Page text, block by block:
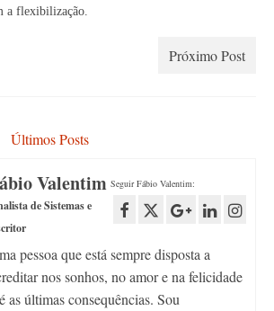
a flexibilização.
Próximo Post
Últimos Posts
Seguir Fábio Valentim:
Valentim
de Sistemas e
pessoa que está sempre disposta a
nos sonhos, no amor e na felicidade
as últimas consequências. Sou